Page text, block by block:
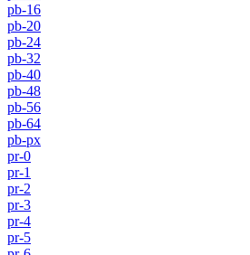
pb-16
pb-20
pb-24
pb-32
pb-40
pb-48
pb-56
pb-64
pb-px
pr-0
pr-1
pr-2
pr-3
pr-4
pr-5